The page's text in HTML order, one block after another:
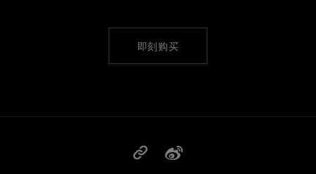
即刻购买